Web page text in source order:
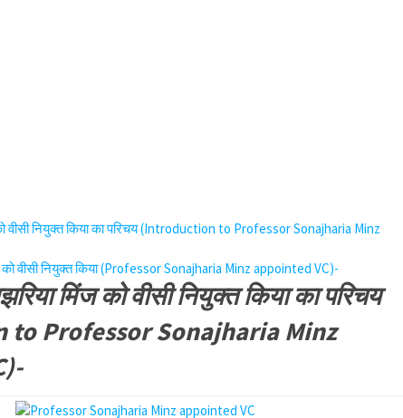
वीसी नियुक्त किया का परिचय (Introduction to Professor Sonajharia Minz
को वीसी नियुक्त किया (Professor Sonajharia Minz appointed VC)-
मिंज को वीसी नियुक्त किया का परिचय
Professor Sonajharia Minz